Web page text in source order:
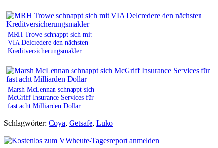
MRH Trowe schnappt sich mit
VIA Delcredere den nächsten
Kreditversicherungsmakler
Marsh McLennan schnappt sich
McGriff Insurance Services für
fast acht Milliarden Dollar
Schlagwörter: Coya, Getsafe, Luko